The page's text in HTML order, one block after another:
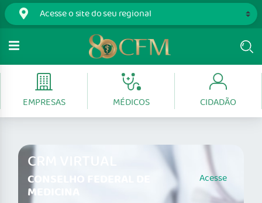
EMPRESAS MÉDICOS CIDADÃO
CRM VIRTUAL
CONSELHO FEDERAL DE
MEDICINA
Acesse